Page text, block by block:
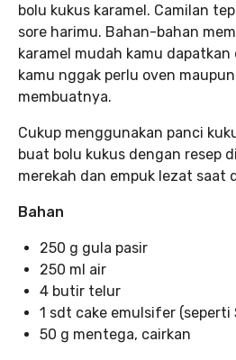
bolu kukus karamel. Camilan
sore harimu. Bahan-bahan
karamel mudah kamu
kamu nggak perlu oven
membuatnya.
Cukup menggunakan panci
buat bolu kukus dengan resep
merekah dan empuk lezat saat
Bahan
250 g gula pasir
250 ml air
4 butir telur
1 sdt cake emulsifer (seperti
50 g mentega, cairkan